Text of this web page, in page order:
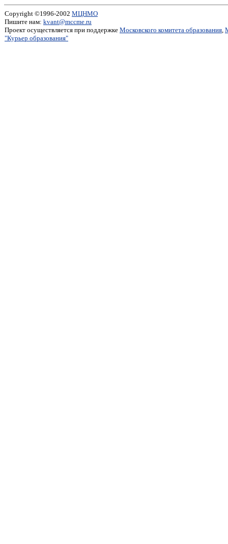
Copyright ©1996-2002 МЦНМО
Пишите нам: kvant@mccme.ru
Проект осуществляется при поддержке Московского комитета образования,
"Курьер образования"